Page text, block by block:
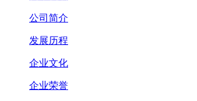
公司简介
发展历程
企业文化
企业荣誉